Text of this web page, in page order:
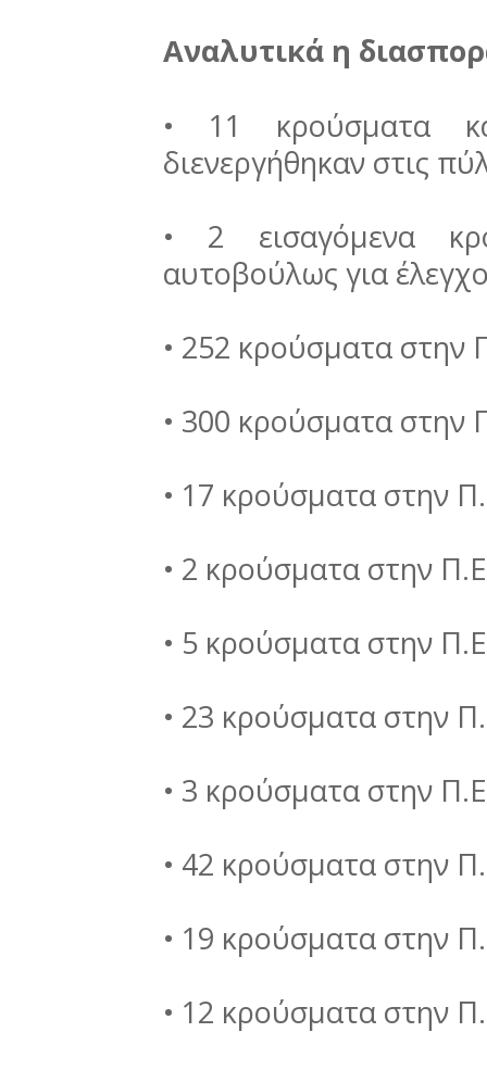
Αναλυτικά η
• 11 κρούσματα
διενεργήθηκαν στις
• 2 εισαγόμενα
αυτοβούλως για
• 252 κρούσματα στην
• 300 κρούσματα στην
• 17 κρούσματα στην
• 2 κρούσματα στην
• 5 κρούσματα στην
• 23 κρούσματα στην
• 3 κρούσματα στην
• 42 κρούσματα στην
• 19 κρούσματα στην
• 12 κρούσματα στην